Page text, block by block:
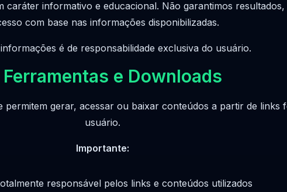
caráter informativo e educacional. Não garantimos
com base nas informações disponibilizadas.
é de responsabilidade exclusiva do usuário.
Ferramentas e Downloads
permitem gerar, acessar ou baixar conteúdos a partir de
usuário.
Importante:
responsável pelos links e conteúdos utilizados